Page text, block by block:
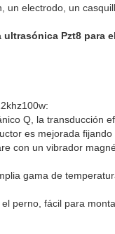
un electrodo, un
Pzt8 para
:
Q, la transducción
es mejorada
con un vibrador
gama de
perno, fácil para